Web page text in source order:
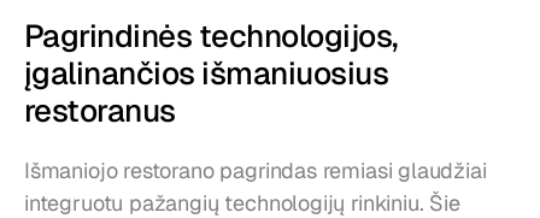
Pagrindinės technologijos,
įgalinančios išmaniuosius
restoranus
Išmaniojo restorano pagrindas remiasi glaudžiai
integruotu pažangių technologijų rinkiniu. Šie